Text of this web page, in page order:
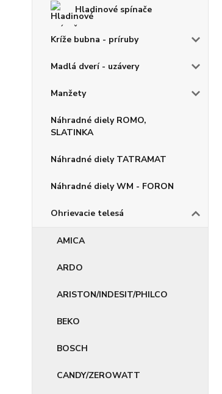
Hladinové spínače
Kríže bubna - príruby
Madlá dverí - uzávery
Manžety
Náhradné diely ROMO,
SLATINKA
Náhradné diely TATRAMAT
Náhradné diely WM - FORON
Ohrievacie telesá
AMICA
ARDO
ARISTON/INDESIT/PHILCO
BEKO
BOSCH
CANDY/ZEROWATT